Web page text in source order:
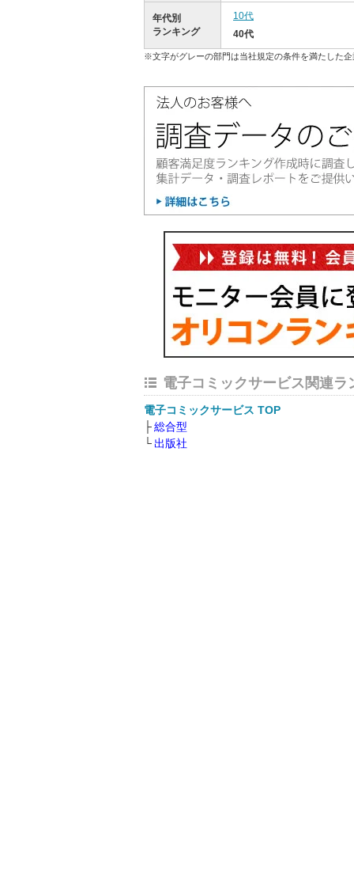
年代別
ランキング
10代
40代
※文字がグレーの部門は当社規定の条件を満たした
電子コミックサービス関連ラ
電子コミックサービス TOP
総合型
出版社